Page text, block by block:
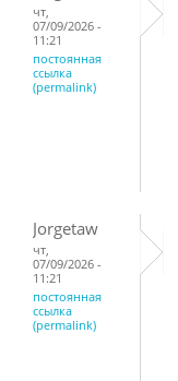
чт,
07/09/2026 -
11:21
постоянная
ссылка
(permalink)
Jorgetaw
чт,
07/09/2026 -
11:21
постоянная
ссылка
(permalink)